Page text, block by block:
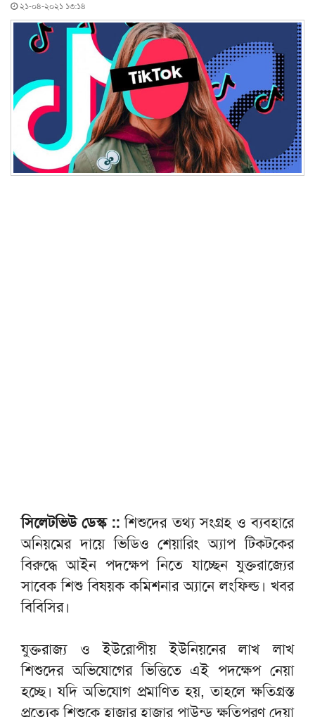
২১-০৪-২০২১ ১৩:১৪
সিলেটভিউ ডেস্ক :: শিশুদের তথ্য সংগ্রহ ও ব্যবহারে
অনিয়মের দায়ে ভিডিও শেয়ারিং অ্যাপ টিকটকের
বিরুদ্ধে আইন পদক্ষেপ নিতে যাচ্ছেন যুক্তরাজ্যের
সাবেক শিশু বিষয়ক কমিশনার অ্যানে লংফিল্ড। খবর
বিবিসির।
যুক্তরাজ্য ও ইউরোপীয় ইউনিয়নের লাখ লাখ
শিশুদের অভিযোগের ভিত্তিতে এই পদক্ষেপ নেয়া
হচ্ছে। যদি অভিযোগ প্রমাণিত হয়, তাহলে ক্ষতিগ্রস্ত
প্রত্যেক শিশুকে হাজার হাজার পাউন্ড ক্ষতিপূরণ দেয়া